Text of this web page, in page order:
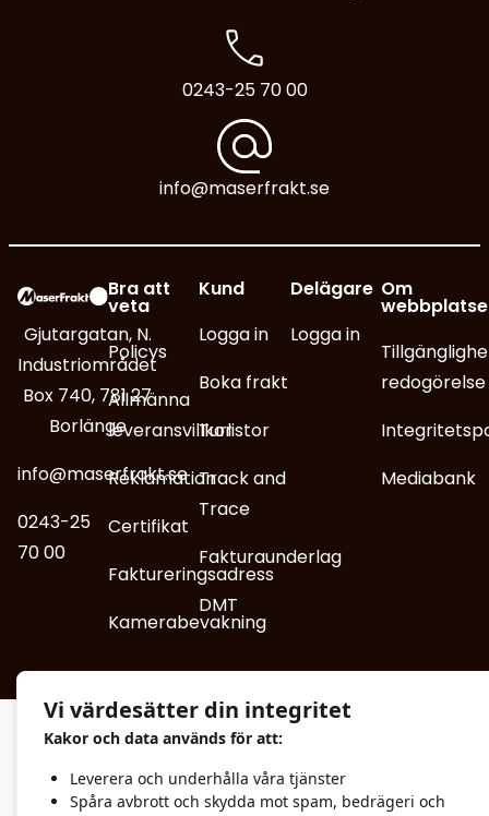
0243-25 70 00
info@maserfrakt.se
Gjutargatan, N.
Industriområdet
Box 740, 781 27
Borlänge
info@maserfrakt.se
0243-25
70 00
Bra att
veta
Policys
Allmänna
leveransvillkor
Reklamation
Certifikat
Faktureringsadress
Kamerabevakning
Kund
Logga in
Boka frakt
Turlistor
Track and
Trace
Fakturaunderlag
DMT
Delägare
Logga in
Om
redogörelse
Mediabank
Vi värdesätter din integritet
Kakor och data används för att:
Leverera och underhålla våra tjänster
Spåra avbrott och skydda mot spam, bedrägeri och